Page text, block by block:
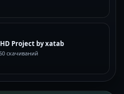
Project by xatab
скачиваний